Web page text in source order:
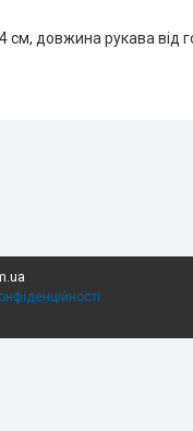
см, довжина рукава від